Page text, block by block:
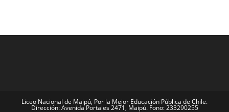
Liceo Nacional de Maipú, Por la Mejor Educación Pública de Chile.
Dirección: Avenida Portales 2471, Maipú. Fono: 233290255